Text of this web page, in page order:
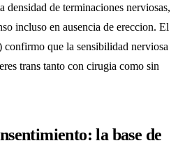
densidad de terminaciones nerviosas,
incluso en ausencia de ereccion. El
confirmo que la sensibilidad nerviosa
trans tanto con cirugia como sin
la base de